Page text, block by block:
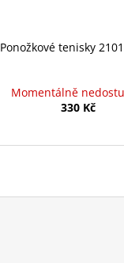
Ponožkové tenisky
Momentálně
330 Kč